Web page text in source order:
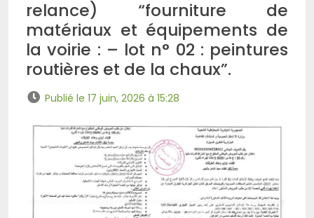
relance) “fourniture de
matériaux et équipements de
la voirie : – lot n° 02 : peintures
routières et de la chaux”.
Publié le 17 juin, 2026 à 15:28